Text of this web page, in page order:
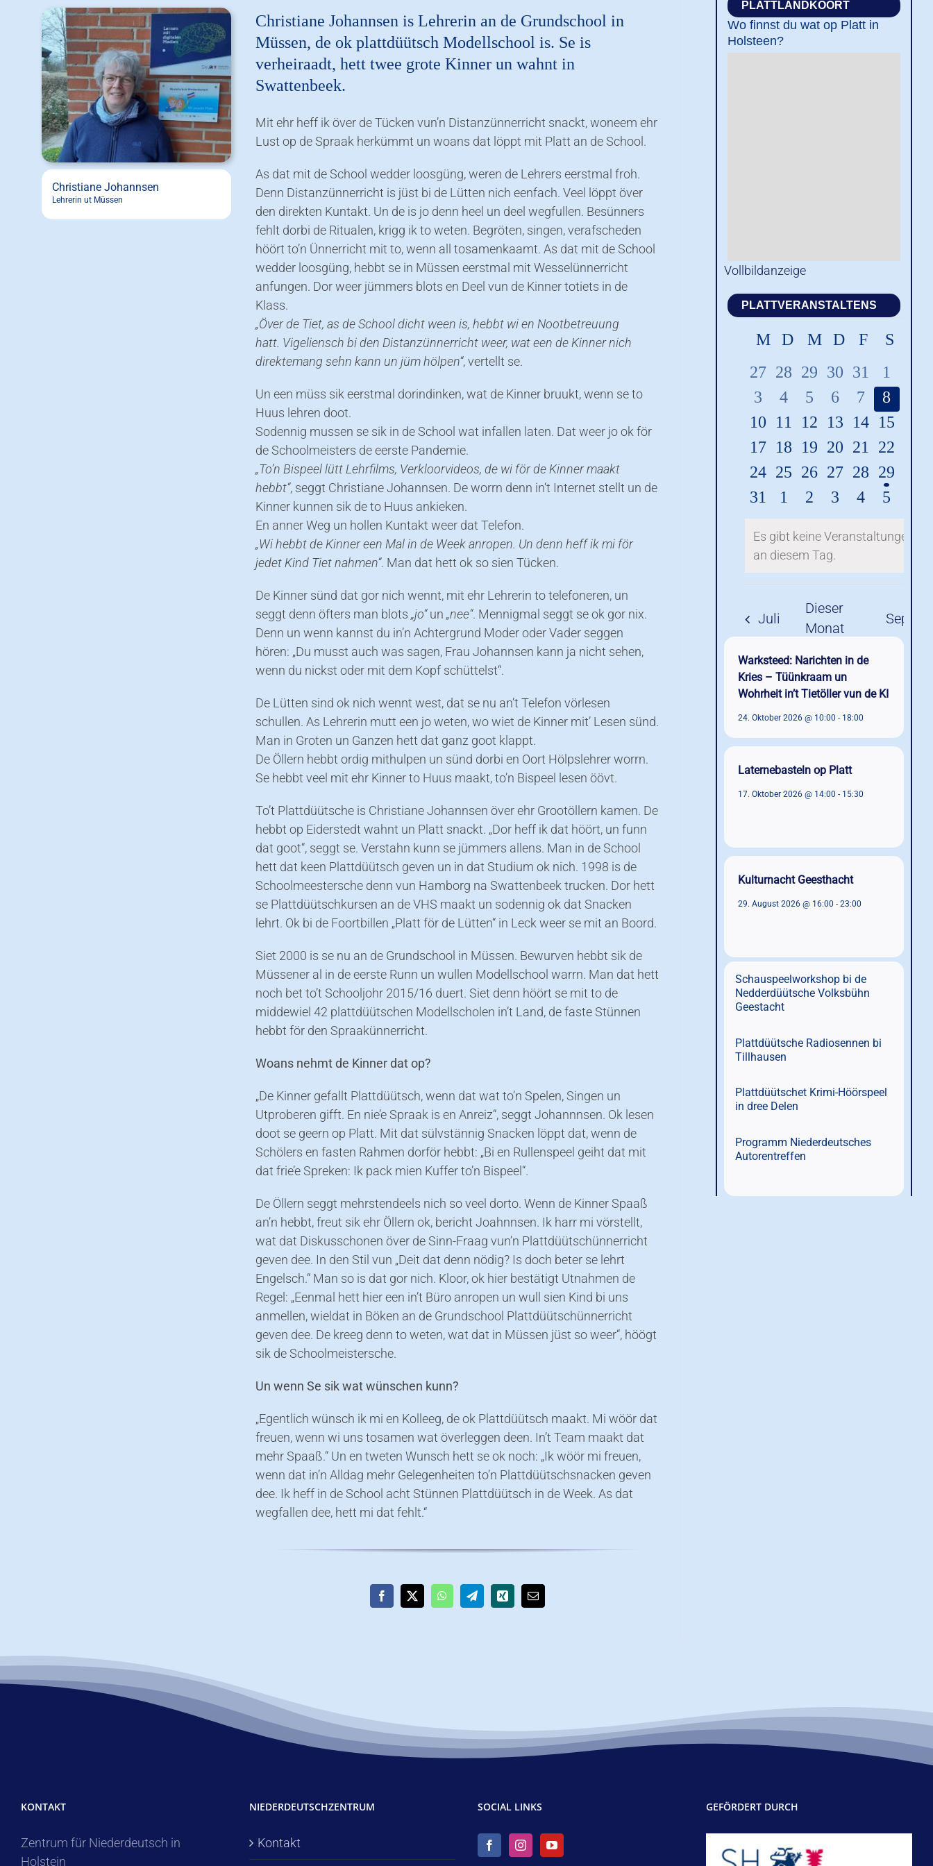
Christiane Johannsen
Lehrerin ut Müssen
Christiane Johannsen is Lehrerin an de Grundschool in
Müssen, de ok plattdüütsch Modellschool is. Se is
verheiraadt, hett twee grote Kinner un wahnt in
Swattenbeek.
Mit ehr heff ik över de Tücken vun’n Distanzünnerricht snackt, woneem ehr
Lust op de Spraak herkümmt un woans dat löppt mit Platt an de School.
As dat mit de School wedder loosgüng, weren de Lehrers eerstmal froh.
Denn Distanzünnerricht is jüst bi de Lütten nich eenfach. Veel löppt över
den direkten Kuntakt. Un de is jo denn heel un deel wegfullen. Besünners
fehlt dorbi de Ritualen, krigg ik to weten. Begröten, singen, verafscheden
höört to’n Ünnerricht mit to, wenn all tosamenkaamt. As dat mit de School
wedder loosgüng, hebbt se in Müssen eerstmal mit Wesselünnerricht
anfungen. Dor weer jümmers blots en Deel vun de Kinner totiets in de
Klass.
„Över de Tiet, as de School dicht ween is, hebbt wi en Nootbetreuung
hatt. Vigeliensch bi den Distanzünnerricht weer, wat een de Kinner nich
direktemang sehn kann un jüm hölpen“, vertellt se.
Un een müss sik eerstmal dorindinken, wat de Kinner bruukt, wenn se to
Huus lehren doot.
Sodennig mussen se sik in de School wat infallen laten. Dat weer jo ok för
de Schoolmeisters de eerste Pandemie.
„To’n Bispeel lütt Lehrfilms, Verkloorvideos, de wi för de Kinner maakt
hebbt“, seggt Christiane Johannsen. De worrn denn in‘t Internet stellt un de
Kinner kunnen sik de to Huus ankieken.
En anner Weg un hollen Kuntakt weer dat Telefon.
„Wi hebbt de Kinner een Mal in de Week anropen. Un denn heff ik mi för
jedet Kind Tiet nahmen“. Man dat hett ok so sien Tücken.
De Kinner sünd dat gor nich wennt, mit ehr Lehrerin to telefoneren, un
seggt denn öfters man blots„jo“un„nee“. Mennigmal seggt se ok gor nix.
Denn un wenn kannst du in’n Achtergrund Moder oder Vader seggen
hören: „Du musst auch was sagen, Frau Johannsen kann ja nicht sehen,
wenn du nickst oder mit dem Kopf schüttelst“.
De Lütten sind ok nich wennt west, dat se nu an’t Telefon vörlesen
schullen. As Lehrerin mutt een jo weten, wo wiet de Kinner mit’ Lesen sünd.
Man in Groten un Ganzen hett dat ganz goot klappt.
De Öllern hebbt ordig mithulpen un sünd dorbi en Oort Hölpslehrer worrn.
Se hebbt veel mit ehr Kinner to Huus maakt, to’n Bispeel lesen öövt.
To’t Plattdüütsche is Christiane Johannsen över ehr Grootöllern kamen. De
hebbt op Eiderstedt wahnt un Platt snackt. „Dor heff ik dat höört, un funn
dat goot“, seggt se. Verstahn kunn se jümmers allens. Man in de School
hett dat keen Plattdüütsch geven un in dat Studium ok nich. 1998 is de
Schoolmeestersche denn vun Hamborg na Swattenbeek trucken. Dor hett
se Plattdüütschkursen an de VHS maakt un sodennig ok dat Snacken
lehrt. Ok bi de Foortbillen „Platt för de Lütten“ in Leck weer se mit an Boord.
Siet 2000 is se nu an de Grundschool in Müssen. Bewurven hebbt sik de
Müssener al in de eerste Runn un wullen Modellschool warrn. Man dat hett
noch bet to’t Schooljohr 2015/16 duert. Siet denn höört se mit to de
middewiel 42 plattdüütschen Modellscholen in’t Land, de faste Stünnen
hebbt för den Spraakünnerricht.
Woans nehmt de Kinner dat op?
„De Kinner gefallt Plattdüütsch, wenn dat wat to’n Spelen, Singen un
Utproberen gifft. En nie’e Spraak is en Anreiz“, seggt Johannnsen. Ok lesen
doot se geern op Platt. Mit dat sülvstännig Snacken löppt dat, wenn de
Schölers en fasten Rahmen dorför hebbt: „Bi en Rullenspeel geiht dat mit
dat frie’e Spreken: Ik pack mien Kuffer to’n Bispeel“.
De Öllern seggt mehrstendeels nich so veel dorto. Wenn de Kinner Spaaß
an’n hebbt, freut sik ehr Öllern ok, bericht Joahnnsen. Ik harr mi vörstellt,
wat dat Diskusschonen över de Sinn-Fraag vun’n Plattdüütschünnerricht
geven dee. In den Stil vun „Deit dat denn nödig? Is doch beter se lehrt
Engelsch.“ Man so is dat gor nich. Kloor, ok hier bestätigt Utnahmen de
Regel: „Eenmal hett hier een in’t Büro anropen un wull sien Kind bi uns
anmellen, wieldat in Böken an de Grundschool Plattdüütschünnerricht
geven dee. De kreeg denn to weten, wat dat in Müssen jüst so weer“, höögt
sik de Schoolmeistersche.
Un wenn Se sik wat wünschen kunn?
„Egentlich wünsch ik mi en Kolleeg, de ok Plattdüütsch maakt. Mi wöör dat
freuen, wenn wi uns tosamen wat överleggen deen. In’t Team maakt dat
mehr Spaaß.“ Un en tweten Wunsch hett se ok noch: „Ik wöör mi freuen,
wenn dat in’n Alldag mehr Gelegenheiten to’n Plattdüütschsnacken geven
dee. Ik heff in de School acht Stünnen Plattdüütsch in de Week. As dat
wegfallen dee, hett mi dat fehlt.“
PLATTLANDKOORT
Wo finnst du wat op Platt in
Holsteen?
Vollbildanzeige
PLATTVERANSTALTENS
Warksteed: Narichten in de
Kries – Tüünkraam un
Wohrheit in’t Tietöller vun de KI
24. Oktober 2026 @ 10:00 - 18:00
Laternebasteln op Platt
17. Oktober 2026 @ 14:00 - 15:30
Kulturnacht Geesthacht
29. August 2026 @ 16:00 -23:00
Schauspeelworkshop bi de
Nedderdüütsche Volksbühn
Geestacht
Plattdüütsche Radiosennen bi
Tillhausen
Plattdüütschet Krimi-Höörspeel
in dree Delen
Programm Niederdeutsches
Autorentreffen
KONTAKT
Zentrum für Niederdeutsch in
Holstein
NIEDERDEUTSCHZENTRUM
Kontakt
SOCIAL LINKS GEFÖRDERT DURCH